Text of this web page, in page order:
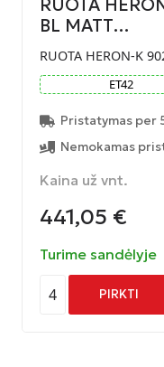
RUOTA
BL MATT…
RUOTA HERON-K
ET42
Pristatymas per
Nemokamas
Kaina už vnt.
441,05 €
Turime sandėlyje
4 PIRKTI